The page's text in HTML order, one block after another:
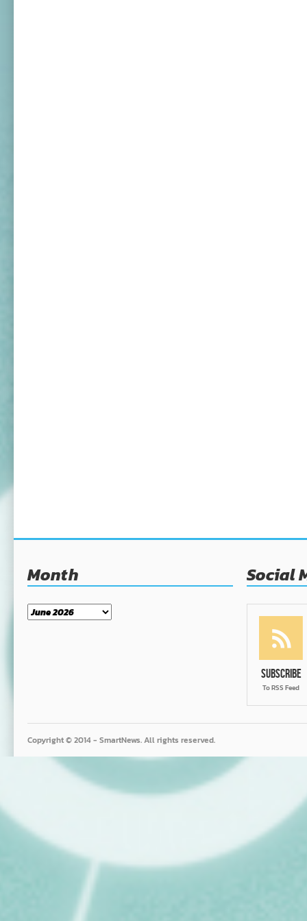
Month
Month
Social
Subscribe
To RSS Feed
Copyright © 2014 - SmartNews. All rights reserved.